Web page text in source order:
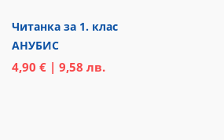
Читанка за 1. клас
АНУБИС
4,90 € | 9,58 лв.